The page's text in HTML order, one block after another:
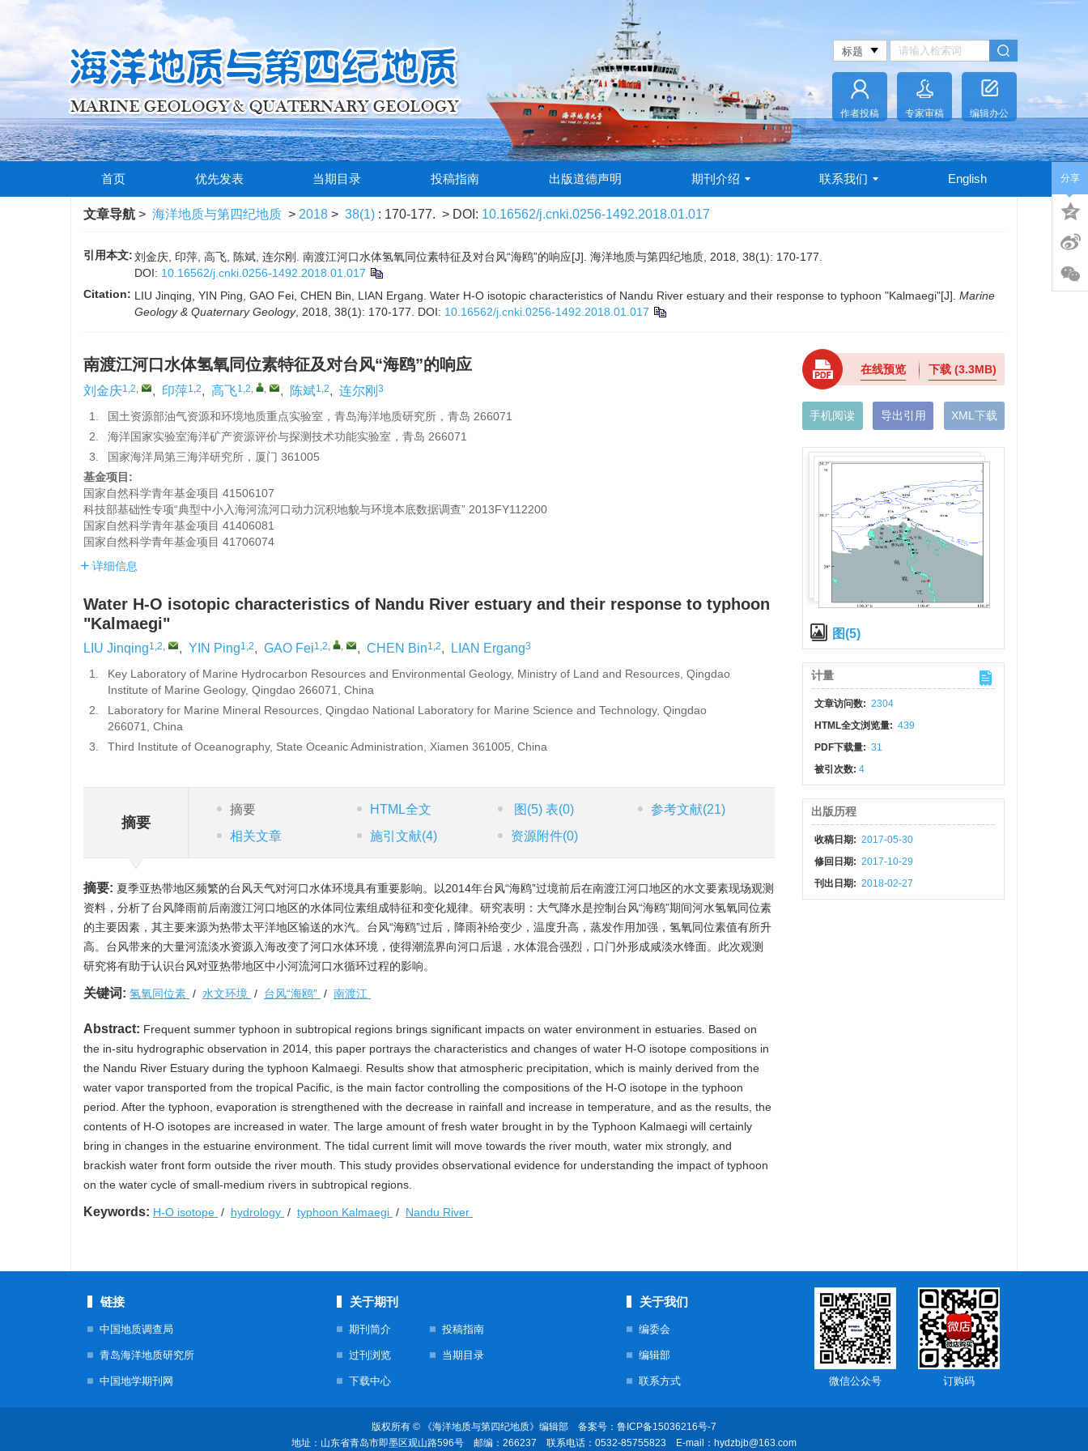
作者投稿 专家审稿 编辑办公
首页 优先发表 当期目录 投稿指南 出版道德声明 期刊介绍 联系我们 English
文章导航 > 海洋地质与第四纪地质 > 2018 > 38(1) : 170-177. > DOI: 10.16562/j.cnki.0256-1492.2018.01.017
引用本文:刘金庆, 印萍, 高飞, 陈斌, 连尔刚. 南渡江河口水体氢氧同位素特征及对台风“海鸥”的响应[J]. 海洋地质与第四纪地质, 2018, 38(1): 170-177.
DOI: 10.16562/j.cnki.0256-1492.2018.01.017
Citation: LIU Jinqing, YIN Ping, GAO Fei, CHEN Bin, LIAN Ergang. Water H-O isotopic characteristics of Nandu River estuary and their response to typhoon "Kalmaegi"[J]. Marine
Geology & Quaternary Geology, 2018, 38(1): 170-177. DOI: 10.16562/j.cnki.0256-1492.2018.01.017
南渡江河口水体氢氧同位素特征及对台风“海鸥”的响应
刘金庆1,2, , 印萍1,2, 高飞1,2, , , 陈斌1,2, 连尔刚 3
1.
国土资源部油气资源和环境地质重点实验室，青岛海洋地质研究所，青岛 266071
2.
海洋国家实验室海洋矿产资源评价与探测技术功能实验室，青岛 266071
3.
国家海洋局第三海洋研究所，厦门 361005
基金项目:
国家自然科学青年基金项目 41506107
科技部基础性专项“典型中小入海河流河口动力沉积地貌与环境本底数据调查” 2013FY112200
国家自然科学青年基金项目 41406081
国家自然科学青年基金项目 41706074
详细信息
Water H-O isotopic characteristics of Nandu River estuary and their response to typhoon
"Kalmaegi"
LIU Jinqing1,2, , YIN Ping1,2, GAO Fei1,2, , , CHEN Bin1,2, LIAN Ergang3
1.
Key Laboratory of Marine Hydrocarbon Resources and Environmental Geology, Ministry of Land and Resources, Qingdao
Institute of Marine Geology, Qingdao 266071, China
2.
Laboratory for Marine Mineral Resources, Qingdao National Laboratory for Marine Science and Technology, Qingdao
266071, China
3.
Third Institute of Oceanography, State Oceanic Administration, Xiamen 361005, China
摘要
摘要 HTML全文 图 (5)表(0) 参考文献(21)
相关文章
施引文献(4) 资源附件(0)
摘要: 夏季亚热带地区频繁的台风天气对河口水体环境具有重要影响。以2014年台风“海鸥”过境前后在南渡江河口地区的水文要素现场观测
资料，分析了台风降雨前后南渡江河口地区的水体同位素组成特征和变化规律。研究表明：大气降水是控制台风“海鸥”期间河水氢氧同位素
的主要因素，其主要来源为热带太平洋地区输送的水汽。台风“海鸥”过后，降雨补给变少，温度升高，蒸发作用加强，氢氧同位素值有所升
高。台风带来的大量河流淡水资源入海改变了河口水体环境，使得潮流界向河口后退，水体混合强烈，口门外形成咸淡水锋面。此次观测
研究将有助于认识台风对亚热带地区中小河流河口水循环过程的影响。
关键词: 氢氧同位素 / 水文环境 / 台风“海鸥” / 南渡江
Abstract: Frequent summer typhoon in subtropical regions brings significant impacts on water environment in estuaries. Based on
the in-situ hydrographic observation in 2014, this paper portrays the characteristics and changes of water H-O isotope compositions in
the Nandu River Estuary during the typhoon Kalmaegi. Results show that atmospheric precipitation, which is mainly derived from the
water vapor transported from the tropical Pacific, is the main factor controlling the compositions of the H-O isotope in the typhoon
period. After the typhoon, evaporation is strengthened with the decrease in rainfall and increase in temperature, and as the results, the
contents of H-O isotopes are increased in water. The large amount of fresh water brought in by the Typhoon Kalmaegi will certainly
bring in changes in the estuarine environment. The tidal current limit will move towards the river mouth, water mix strongly, and
brackish water front form outside the river mouth. This study provides observational evidence for understanding the impact of typhoon
on the water cycle of small-medium rivers in subtropical regions.
Keywords: H-O isotope / hydrology / typhoon Kalmaegi / Nandu River
在线预览 下载 (3.3MB)
手机阅读 导出引用 XML下载
图(5)
计量
文章访问数: 2304
HTML全文浏览量: 439
PDF下载量: 31
被引次数: 4
出版历程
收稿日期: 2017-05-30
修回日期: 2017-10-29
刊出日期: 2018-02-27
分享
链接
中国地质调查局
青岛海洋地质研究所
中国地学期刊网
关于期刊
期刊简介 投稿指南
过刊浏览 当期目录
下载中心
关于我们
编委会
编辑部
联系方式 微信公众号 订购码
版权所有 © 《海洋地质与第四纪地质》编辑部 备案号： 鲁ICP备15036216号-7
地址：山东省青岛市即墨区观山路596号
邮编：266237 联系电话：0532-85755823 E-mail： hydzbjb@163.com